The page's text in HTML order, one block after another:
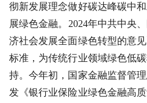
彻新发展理念做好碳达峰碳中
展绿色金融。2024年中共中央
济社会发展全面绿色转型的意
标准，为传统行业领域绿色低
持。今年初，国家金融监督管
发《银行业保险业绿色金融高